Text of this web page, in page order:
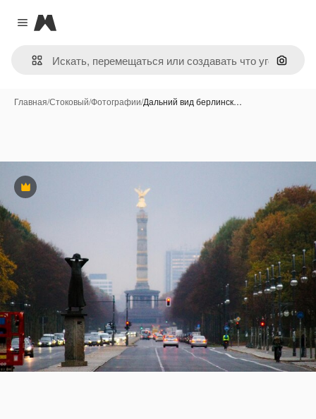
Close menu
Magnific
Поиск
Главная/Стоковый/Фотографии/Дальний вид берлинск…
Премиум